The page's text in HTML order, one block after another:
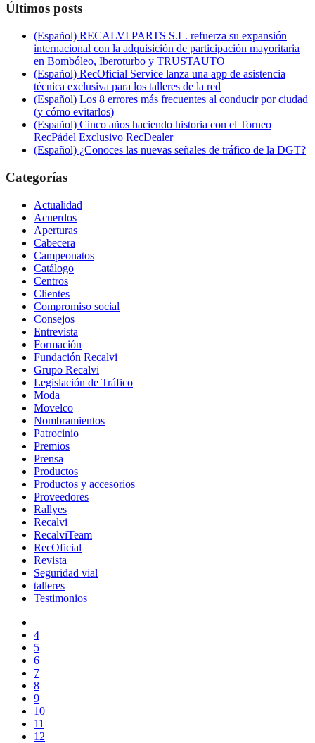
Últimos posts
(Español) RECALVI PARTS S.L. refuerza su expansión
internacional con la adquisición de participación mayoritaria
en Bombóleo, Iberoturbo y TRUSTAUTO
(Español) RecOficial Service lanza una app de asistencia
técnica exclusiva para los talleres de la red
(Español) Los 8 errores más frecuentes al conducir por ciudad
(y cómo evitarlos)
(Español) Cinco años haciendo historia con el Torneo
RecPádel Exclusivo RecDealer
(Español) ¿Conoces las nuevas señales de tráfico de la DGT?
Categorías
Actualidad
Acuerdos
Aperturas
Cabecera
Campeonatos
Catálogo
Centros
Clientes
Compromiso social
Consejos
Entrevista
Formación
Fundación Recalvi
Grupo Recalvi
Legislación de Tráfico
Moda
Movelco
Nombramientos
Patrocinio
Premios
Prensa
Productos
Productos y accesorios
Proveedores
Rallyes
Recalvi
RecalviTeam
RecOficial
Revista
Seguridad vial
talleres
Testimonios
4
5
6
7
8
9
10
11
12